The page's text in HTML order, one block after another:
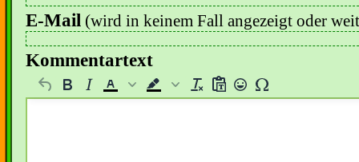
E-Mail (wird in keinem Fall angezeigt oder
Kommentartext